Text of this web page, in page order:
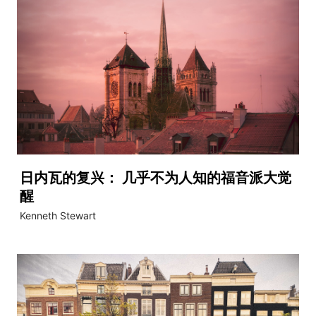
日内瓦的复兴： 几乎不为人知的福音派大觉
醒
Kenneth Stewart